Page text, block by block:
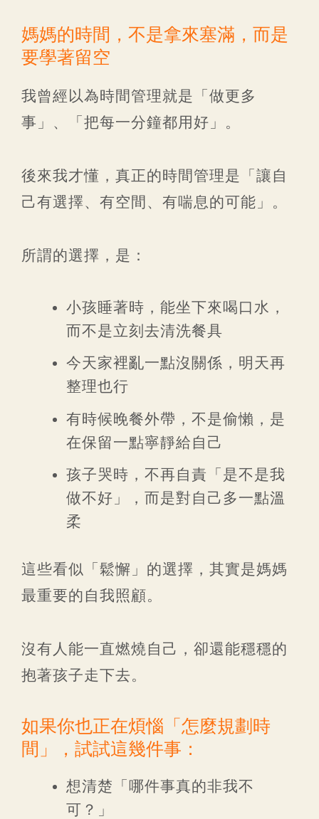
媽媽的時間，不是拿來塞滿，而是
要學著留空
我曾經以為時間管理就是「做更多
事」、「把每一分鐘都用好」。
後來我才懂，真正的時間管理是「讓自
己有選擇、有空間、有喘息的可能」。
所謂的選擇，是：
小孩睡著時，能坐下來喝口水，
而不是立刻去清洗餐具
今天家裡亂一點沒關係，明天再
整理也行
有時候晚餐外帶，不是偷懶，是
在保留一點寧靜給自己
孩子哭時，不再自責「是不是我
做不好」，而是對自己多一點溫
柔
這些看似「鬆懈」的選擇，其實是媽媽
最重要的自我照顧。
沒有人能一直燃燒自己，卻還能穩穩的
抱著孩子走下去。
如果你也正在煩惱「怎麼規劃時
間」，試試這幾件事：
想清楚「哪件事真的非我不
可？」